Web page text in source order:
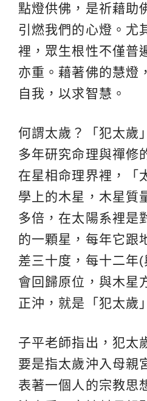
點燈供佛，是祈藉助
引燃我們的心燈。尤
裡，眾生根性不僅普
亦重。藉著佛的慧燈
自我，以求智慧。
何謂太歲？「犯太歲
多年研究命理與禪修
在星相命理界裡，「
學上的木星，木星質
多倍，在太陽系裡是
的一顆星，每年它跟
差三十度，每十二年
會回歸原位，與木星
正沖，就是「犯太歲
子平老師指出，犯太
要是指太歲沖入母親
表著一個人的宗教思